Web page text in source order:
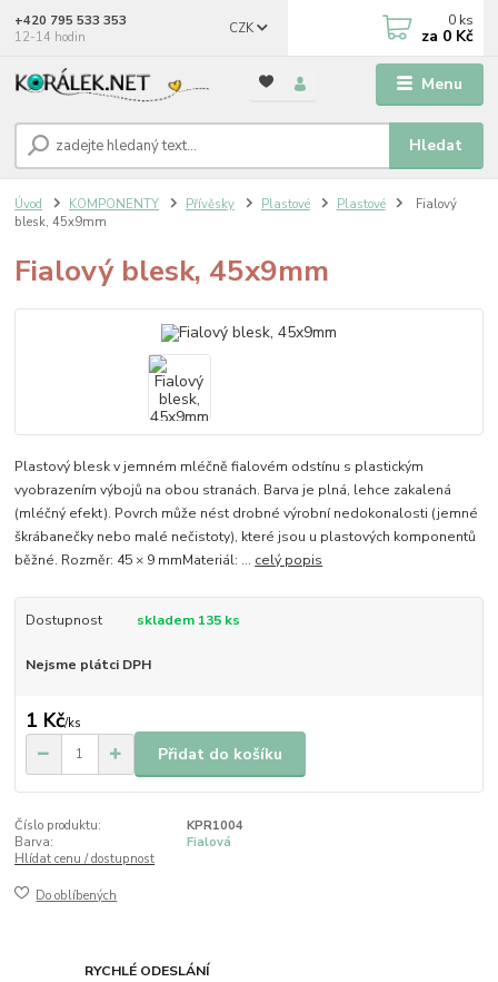
Menu
CZK
Hledat
+420 795 533 353
12-14 hodin
0 ks
za 0 Kč
Úvod KOMPONENTY Přívěsky Plastové Plastové
Fialový
blesk, 45x9mm
Fialový blesk, 45x9mm
Plastový blesk v jemném mléčně fialovém odstínu s plastickým
vyobrazením výbojů na obou stranách. Barva je plná, lehce zakalená
(mléčný efekt). Povrch může nést drobné výrobní nedokonalosti (jemné
škrábanečky nebo malé nečistoty), které jsou u plastových komponentů
běžné. Rozměr: 45 × 9 mmMateriál: ... celý popis
Dostupnost skladem 135 ks
Nejsme plátci DPH
1 Kč/ks
Přidat do košíku
Číslo produktu:
KPR1004
Barva:
Fialová
Hlídat cenu / dostupnost
Do oblíbených
RYCHLÉ ODESLÁNÍ